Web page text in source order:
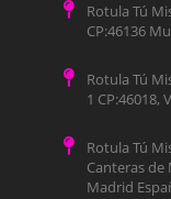
Rotula Tú
CP:46136
Rotula Tú
1 CP:46018,
Rotula Tú
Canteras de
Madrid